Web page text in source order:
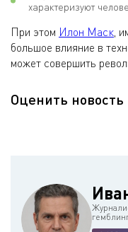
характеризуют
При этом Илон Маск,
большое влияние в
может совершить
Оценить новость